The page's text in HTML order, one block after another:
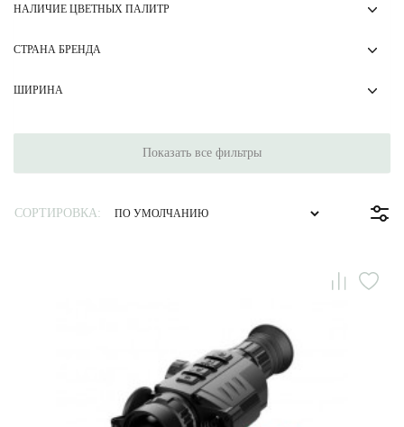
НАЛИЧИЕ ЦВЕТНЫХ ПАЛИТР
СТРАНА БРЕНДА
ШИРИНА
Показать все фильтры
СОРТИРОВКА: